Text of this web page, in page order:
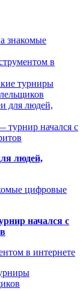
знакомые
в
турниры
для людей,
турнир начался с
людей,
цифровые
начался с
в интернете